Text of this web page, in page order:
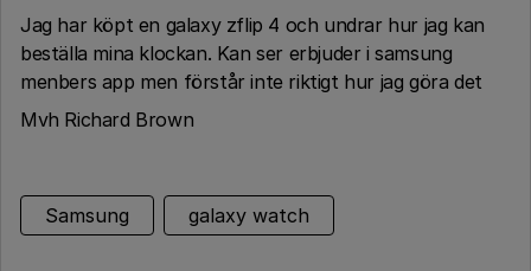
Jag har köpt en galaxy zflip 4 och undrar hur jag kan
beställa mina klockan. Kan ser erbjuder i samsung
menbers app men förstår inte riktigt hur jag göra det
Mvh Richard Brown
Samsung galaxy watch